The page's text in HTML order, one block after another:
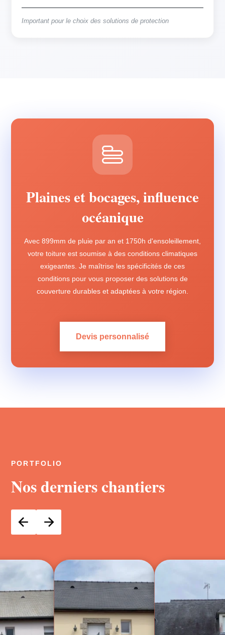
Important pour le choix des solutions de protection
Plaines et bocages, influence
océanique
Avec 899mm de pluie par an et 1750h d'ensoleillement,
votre toiture est soumise à des conditions climatiques
exigeantes. Je maîtrise les spécificités de ces
conditions pour vous proposer des solutions de
couverture durables et adaptées à votre région.
Devis personnalisé
PORTFOLIO
Nos derniers chantiers